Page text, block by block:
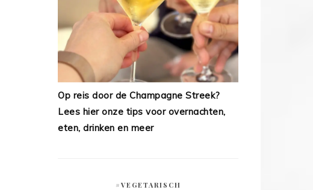
Op reis door de Champagne Streek?
Lees hier onze tips voor overnachten,
eten, drinken en meer
#VEGETARISCH